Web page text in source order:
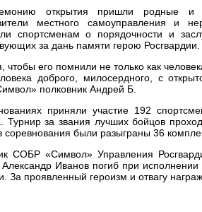
открытия пришли родные и
местного самоуправления и
спортсменам о порядочности и
за дань памяти герою Росгвардии.
чтобы его помнили не только как
доброго, милосердного, с
полковник Андрей Б.
приняли участие 192
Турнир за звания лучших бойцов
соревнования были разыграны 36
СОБР «Символ» Управления
Иванов погиб при
За проявленный героизм и отвагу